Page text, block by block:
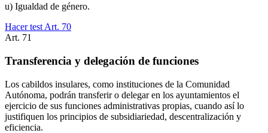
u) Igualdad de género.
Hacer test Art. 70
Art. 71
Transferencia y delegación de funciones
Los cabildos insulares, como instituciones de la Comunidad
Autónoma, podrán transferir o delegar en los ayuntamientos el
ejercicio de sus funciones administrativas propias, cuando así lo
justifiquen los principios de subsidiariedad, descentralización y
eficiencia.